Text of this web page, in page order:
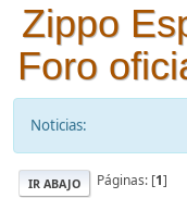
Zippo
Foro
Noticias:
IR ABAJO Páginas: [1]